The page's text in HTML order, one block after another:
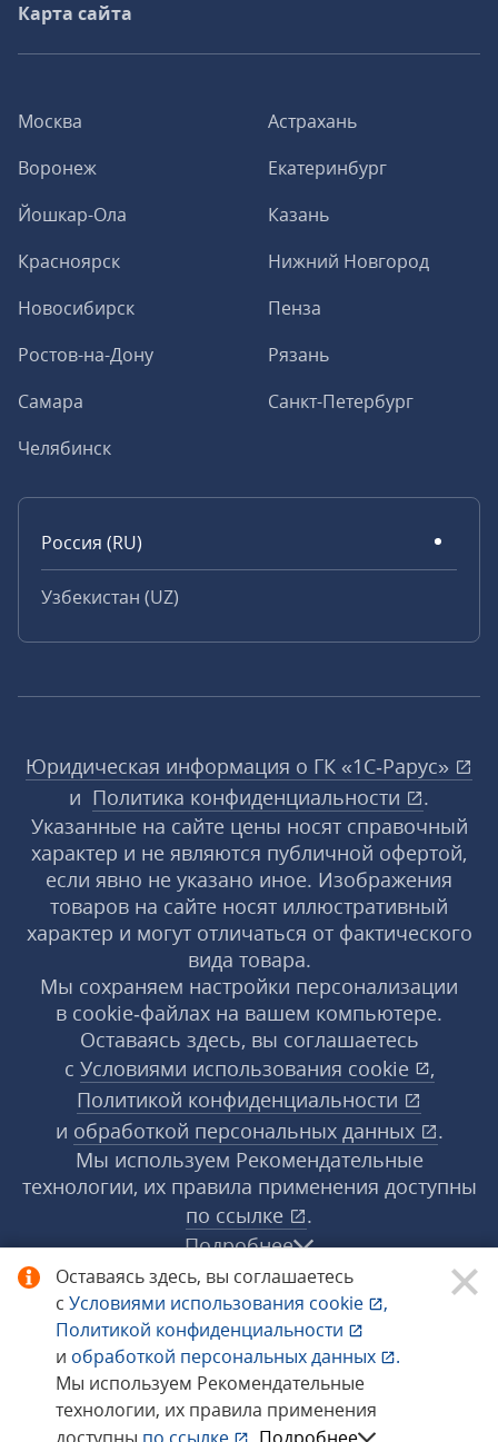
Оставаясь здесь, вы соглашаетесь
с Условиями использования cookie
,
Политикой конфиденциальности
и обработкой персональных данных
.
Мы используем Рекомендательные
технологии, их правила применения
Москва
Астрахань
Воронеж
Екатеринбург
Йошкар-Ола
Казань
Красноярск
Нижний Новгород
Новосибирск
Пенза
Ростов-на-Дону
Рязань
Самара
Санкт-Петербург
Челябинск
Россия (RU)
Узбекистан (UZ)
Карта сайта
Юридическая информация о ГК «1С‑Рарус»
и Политика конфиденциальности
.
Указанные на сайте цены носят справочный
характер и не являются публичной офертой,
если явно не указано иное. Изображения
товаров на сайте носят иллюстративный
характер и могут отличаться от фактического
вида товара.
Мы сохраняем настройки персонализации
в cookie‑файлах на вашем компьютере.
Оставаясь здесь, вы соглашаетесь
с Условиями использования cookie
,
Политикой конфиденциальности
и обработкой персональных данных
.
Мы используем Рекомендательные
технологии, их правила применения доступны
по ссылке
.
Подробнее
© 1998−2026 «1С‑Рарус» ®. Все права
защищены.
Сообщить об ошибке